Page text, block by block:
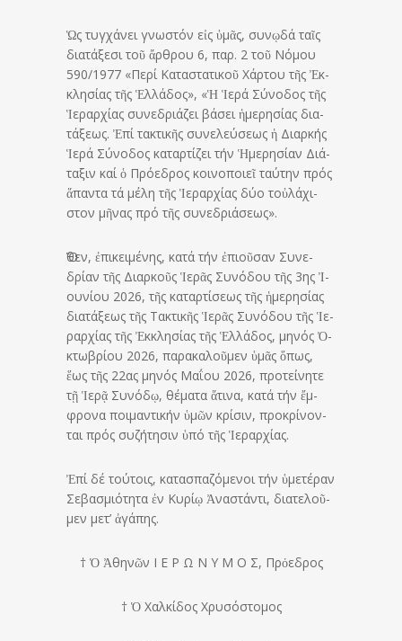
Ὡς τυγ­χά­νει γνω­στόν εἰς ὑ­μᾶς, συ­νῳδά ταῖς
δι­α­τά­ξεσι τοῦ ἄρ­θρου 6, παρ. 2 τοῦ Νό­μου
590/1977 «Περί Κα­τα­στα­τι­κοῦ Χάρ­του τῆς Ἐκ­
κλη­σίας τῆς Ἑλ­λά­δος», «Ἡ Ἱ­ερά Σύ­νο­δος τῆς
Ἱ­ε­ραρ­χίας συ­νε­δρι­ά­ζει βά­σει ἡ­με­ρη­σίας δι­α­
τά­ξεως. Ἐπί τα­κτι­κῆς συ­νε­λεύ­σεως ἡ Δι­αρ­κής
Ἱ­ερά Σύ­νο­δος κα­ταρ­τί­ζει τήν Ἡμε­ρη­σίαν Δι­ά­
τα­ξιν καί ὁ Πρό­ε­δρος κοι­νο­ποιεῖ ταύ­την πρός
ἅπαντα τά μέλη τῆς Ἱ­ε­ραρ­χίας δύο τοὐ­λά­χι­
στον μῆ­νας πρό τῆς συ­νε­δρι­ά­σεως».
Ὅ­θεν, ἐ­πι­κει­μέ­νης, κατά τήν ἐ­πι­οῦ­σαν Συ­νε­
δρίαν τῆς Δι­αρ­κοῦς Ἱ­ε­ρᾶς Συ­νό­δου τῆς 3ης Ἰ­
ου­νίου 2026, τῆς κα­ταρ­τί­σεως τῆς ἡ­με­ρη­σίας
δι­α­τά­ξεως τῆς Τα­κτι­κῆς Ἱ­ε­ρᾶς Συ­νό­δου τῆς Ἱ­ε­
ραρ­χίας τῆς Ἐκ­κλη­σίας τῆς Ἑλ­λά­δος, μη­νός Ὀ­
κτω­βρίου 2026, πα­ρα­κα­λοῦ­μεν ὑμᾶς ὅ­πως,
ἕως τῆς 22ας μη­νός Μαΐου 2026, προ­τεί­νητε
τῇ Ἱ­ερᾷ Συ­νόδῳ, θέ­ματα ἅ­τινα, κατά τήν ἔμ­
φρονα ποι­μαν­τι­κήν ὑμῶν κρί­σιν, προ­κρί­νον­
ται πρός συ­ζή­τη­σιν ὑπό τῆς Ἱε­ραρ­χίας.
Ἐπί δέ τού­τοις, κα­τα­σπα­ζό­με­νοι τήν ὑ­με­τέ­ραν
Σε­βα­σμι­ό­τητα ἐν Κυ­ρίῳ Ἀναστάντι, δι­α­τε­λοῦ­
μεν μετ’ ἀ­γά­πης.
† Ὁ Ἀθηνῶν Ι Ε Ρ Ω Ν Υ Μ Ο Σ, Πρόεδρος
† Ὁ Χαλκίδος Χρυσόστομος